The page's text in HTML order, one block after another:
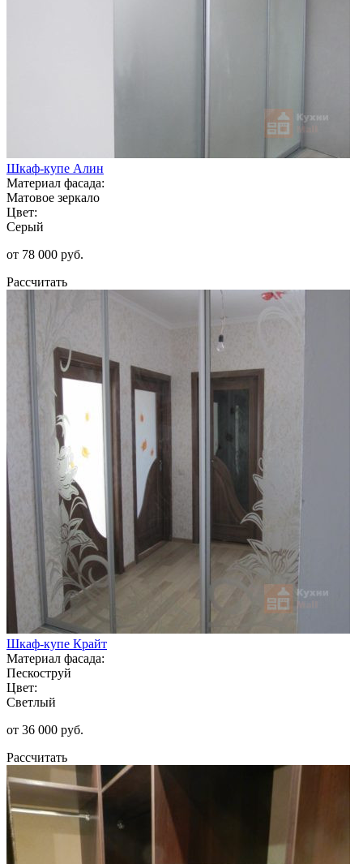
Шкаф-купе Алин
Материал фасада:
Матовое зеркало
Цвет:
Серый
от 78 000 руб.
Рассчитать
Шкаф-купе Крайт
Материал фасада:
Пескоструй
Цвет:
Светлый
от 36 000 руб.
Рассчитать